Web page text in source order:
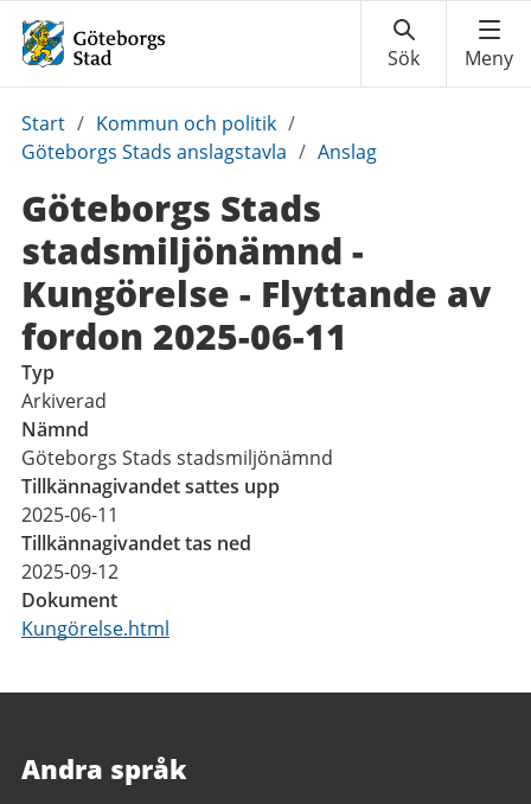
Du
är
Start / Kommun och politik /
Göteborgs Stads anslagstavla / Anslag
Göteborgs Stads
stadsmiljönämnd -
Kungörelse - Flyttande av
fordon 2025-06-11
Typ
Arkiverad
Nämnd
Göteborgs Stads stadsmiljönämnd
Tillkännagivandet sattes upp
2025-06-11
Tillkännagivandet tas ned
2025-09-12
Dokument
Kungörelse.html
Andra språk